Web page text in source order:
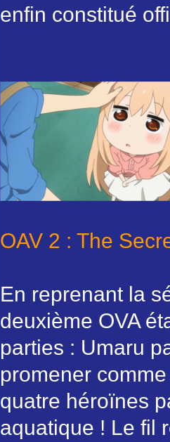
enfin constitué
OAV 2 : The
En reprenant la
deuxième OVA
parties : Umaru
promener
quatre héroïnes
aquatique ! Le fil